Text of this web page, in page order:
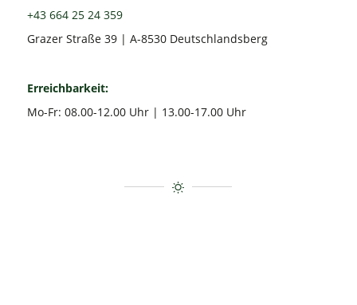
+43 664 25 24 359
Grazer Straße 39 | A-8530 Deutschlandsberg
Erreichbarkeit:
Mo-Fr: 08.00-12.00 Uhr | 13.00-17.00 Uhr